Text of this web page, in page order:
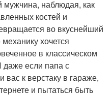
мужчина, наблюдая, как
костей и
во вкуснейший
хочется
в классическом
даже если папа с
вас к верстаку в гараже,
и пытаться быть